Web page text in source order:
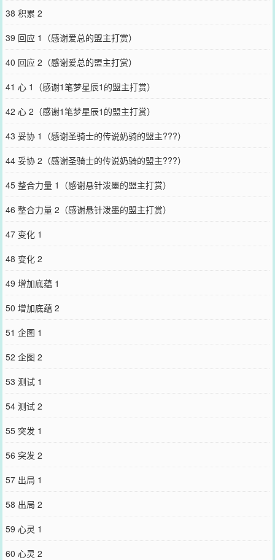
38 积累 2
39 回应 1（感谢爱总的盟主打赏）
40 回应 2（感谢爱总的盟主打赏）
41 心 1（感谢1笔梦星辰1的盟主打赏）
42 心 2（感谢1笔梦星辰1的盟主打赏）
43 妥协 1（感谢圣骑士的传说奶骑的盟主???）
44 妥协 2（感谢圣骑士的传说奶骑的盟主???）
45 整合力量 1（感谢悬针泼墨的盟主打赏）
46 整合力量 2（感谢悬针泼墨的盟主打赏）
47 变化 1
48 变化 2
49 增加底蕴 1
50 增加底蕴 2
51 企图 1
52 企图 2
53 测试 1
54 测试 2
55 突发 1
56 突发 2
57 出局 1
58 出局 2
59 心灵 1
60 心灵 2